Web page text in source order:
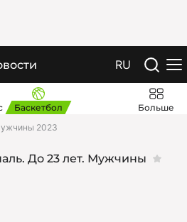
RU
Баскетбол
Больше
2023
До 23 лет. Мужчины